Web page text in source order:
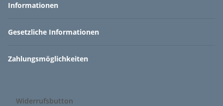
Informationen
Gesetzliche Informationen
Zahlungsmöglichkeiten
Widerrufsbutton